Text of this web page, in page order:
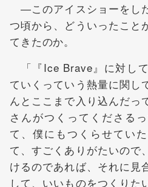
―このアイスショーをし
つ頃から、どういったこと
てきたのか。
「『Ice Brave』に対し
ていくっていう熱量に関し
んとここまで入り込んだっ
さんがつくってくださる
て、僕にもつくらせてい
て、すごくありがたいので
けるのであれば、それに見
して、いいものをつくりた